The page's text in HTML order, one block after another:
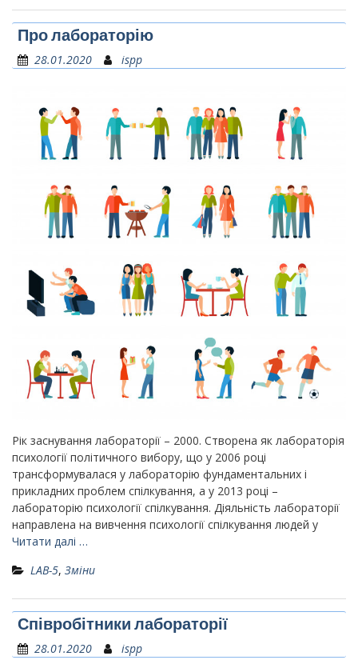
Про лабораторію
28.01.2020 ispp
Рік заснування лабораторії – 2000. Створена як лабораторія
психології політичного вибору, що у 2006 році
трансформувалася у лабораторію фундаментальних і
прикладних проблем спілкування, а у 2013 році –
лабораторію психології спілкування. Діяльність лабораторії
направлена на вивчення психології спілкування людей у
Читати далі …
LAB-5, Зміни
Співробітники лабораторії
28.01.2020 ispp